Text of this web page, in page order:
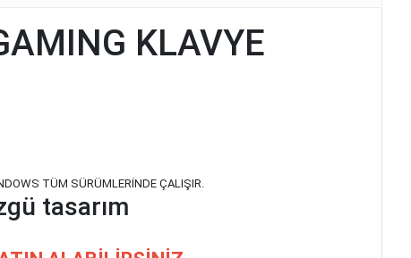
KLAVYE
TÜM SÜRÜMLERİNDE ÇALIŞIR.
tasarım